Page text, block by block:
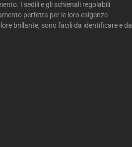
I sedili e gli schienali regolabili
perfetta per le loro esigenze
brillante, sono facili da identificare e da